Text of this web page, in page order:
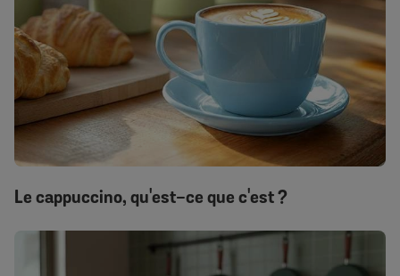
Le cappuccino, qu'est-ce que c'est ?